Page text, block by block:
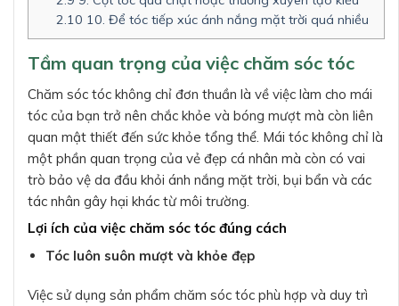
2.10 10. Để tóc tiếp xúc ánh nắng mặt trời quá nhiều
Tầm quan trọng của việc chăm sóc tóc
Chăm sóc tóc không chỉ đơn thuần là về việc làm cho mái
tóc của bạn trở nên chắc khỏe và bóng mượt mà còn liên
quan mật thiết đến sức khỏe tổng thể. Mái tóc không chỉ là
một phần quan trọng của vẻ đẹp cá nhân mà còn có vai
trò bảo vệ da đầu khỏi ánh nắng mặt trời, bụi bẩn và các
tác nhân gây hại khác từ môi trường.
Lợi ích của việc chăm sóc tóc đúng cách
Tóc luôn suôn mượt và khỏe đẹp
Việc sử dụng sản phẩm chăm sóc tóc phù hợp và duy trì